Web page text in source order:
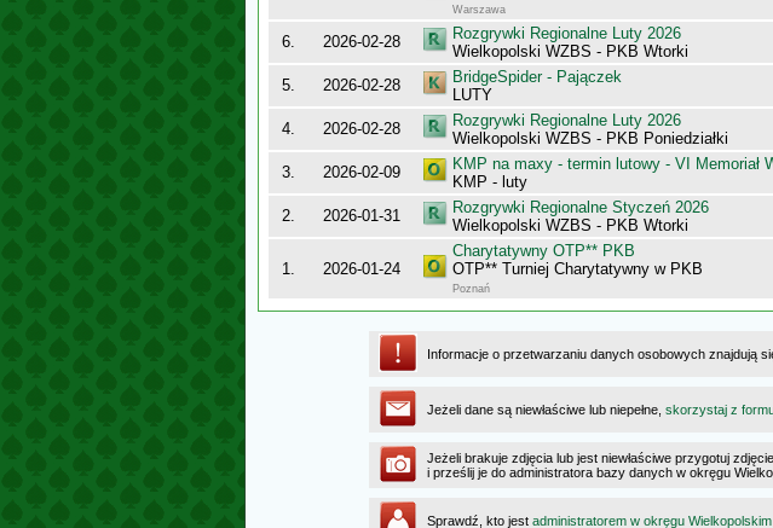
Warszawa
6. 2026-02-28
Rozgrywki Regionalne Luty 2026
Wielkopolski WZBS - PKB Wtorki
5. 2026-02-28
BridgeSpider - Pajączek
LUTY
4. 2026-02-28
Rozgrywki Regionalne Luty 2026
Wielkopolski WZBS - PKB Poniedziałki
3. 2026-02-09
KMP na maxy - termin lutowy - VI Memoriał
KMP - luty
2. 2026-01-31
Rozgrywki Regionalne Styczeń 2026
Wielkopolski WZBS - PKB Wtorki
1. 2026-01-24
Charytatywny OTP** PKB
OTP** Turniej Charytatywny w PKB
Poznań
Informacje o przetwarzaniu danych osobowych znajdują
Jeżeli dane są niewłaściwe lub niepełne, skorzystaj z
Jeżeli brakuje zdjęcia lub jest niewłaściwe przygotuj
i prześlij je do administratora bazy danych w okręgu
Sprawdź, kto jest administratorem w okręgu Wielkopolskim